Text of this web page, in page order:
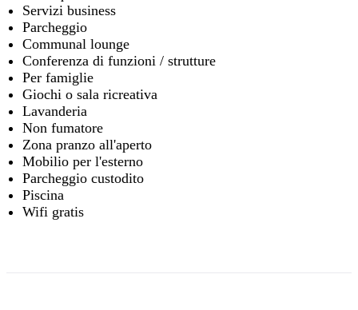
Servizi business
Parcheggio
Communal lounge
Conferenza di funzioni / strutture
Per famiglie
Giochi o sala ricreativa
Lavanderia
Non fumatore
Zona pranzo all'aperto
Mobilio per l'esterno
Parcheggio custodito
Piscina
Wifi gratis